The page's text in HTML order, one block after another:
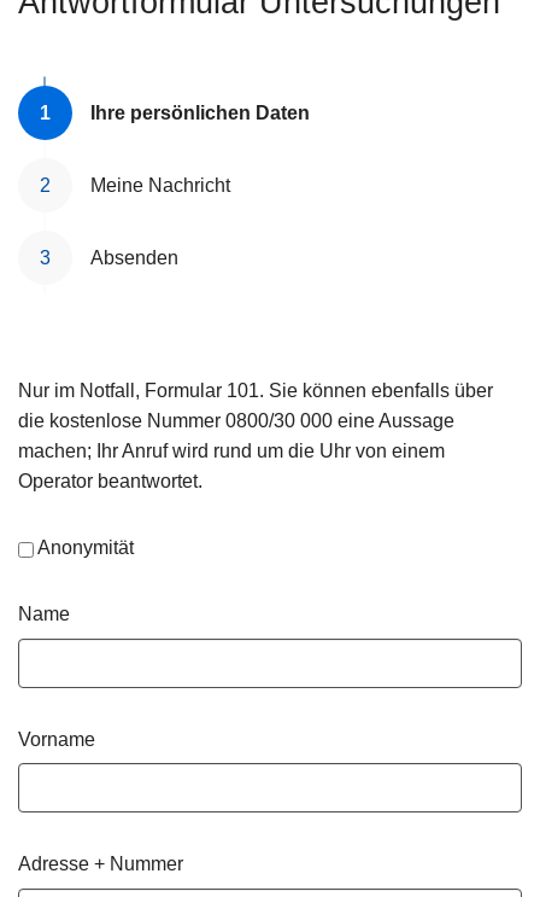
Ihre persönlichen Daten
Meine Nachricht
Absenden
Nur im Notfall, Formular 101. Sie können ebenfalls über
die kostenlose Nummer 0800/30 000 eine Aussage
machen; Ihr Anruf wird rund um die Uhr von einem
Operator beantwortet.
Anonymität
Name
Vorname
Adresse + Nummer